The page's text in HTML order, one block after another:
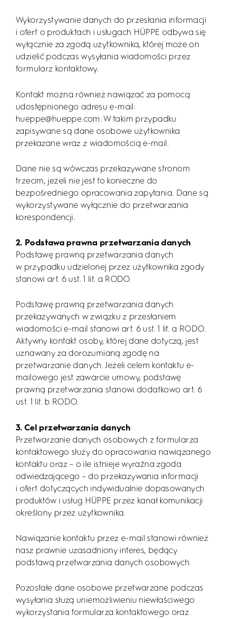
Wykorzystywanie danych do przesłania informacji
i ofert o produktach i usługach HÜPPE odbywa się
wyłącznie za zgodą użytkownika, której może on
udzielić podczas wysyłania wiadomości przez
formularz kontaktowy.
Kontakt można również nawiązać za pomocą
udostępnionego adresu e-mail:
hueppe@hueppe.com. W takim przypadku
zapisywane są dane osobowe użytkownika
przekazane wraz z wiadomością e-mail.
Dane nie są wówczas przekazywane stronom
trzecim, jeżeli nie jest to konieczne do
bezpośredniego opracowania zapytania. Dane są
wykorzystywane wyłącznie do przetwarzania
korespondencji.
2. Podstawa prawna przetwarzania danych
Podstawę prawną przetwarzania danych
w przypadku udzielonej przez użytkownika zgody
stanowi art. 6 ust. 1 lit. a RODO.
Podstawę prawną przetwarzania danych
przekazywanych w związku z przesłaniem
wiadomości e-mail stanowi art. 6 ust. 1 lit. a RODO.
Aktywny kontakt osoby, której dane dotyczą, jest
uznawany za dorozumianą zgodę na
przetwarzanie danych. Jeżeli celem kontaktu e-
mailowego jest zawarcie umowy, podstawę
prawną przetwarzania stanowi dodatkowo art. 6
ust. 1 lit. b RODO.
3. Cel przetwarzania danych
Przetwarzanie danych osobowych z formularza
kontaktowego służy do opracowania nawiązanego
kontaktu oraz – o ile istnieje wyraźna zgoda
odwiedzającego – do przekazywania informacji
i ofert dotyczących indywidualnie dopasowanych
produktów i usług HÜPPE przez kanał komunikacji
określony przez użytkownika.
Nawiązanie kontaktu przez e-mail stanowi również
nasz prawnie uzasadniony interes, będący
podstawą przetwarzania danych osobowych.
Pozostałe dane osobowe przetwarzane podczas
wysyłania służą uniemożliwieniu niewłaściwego
wykorzystania formularza kontaktowego oraz